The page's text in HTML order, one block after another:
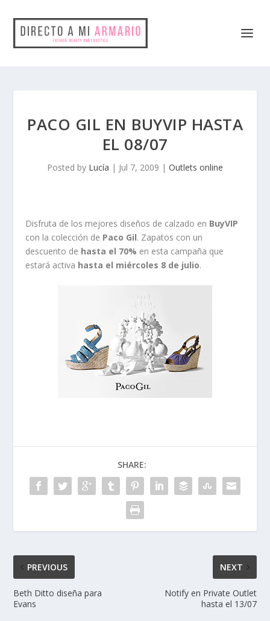
PACO GIL EN BUYVIP HASTA
EL 08/07
Posted by Lucía | Jul 7, 2009 | Outlets online
Disfruta de los mejores diseños de calzado en BuyVIP
con la colección de Paco Gil. Zapatos con un
descuento de hasta el 70% en esta campaña que
estará activa hasta el miércoles 8 de julio.
SHARE:
PREVIOUS
Beth Ditto diseña para
Evans
NEXT
Notify en Private Outlet
hasta el 13/07